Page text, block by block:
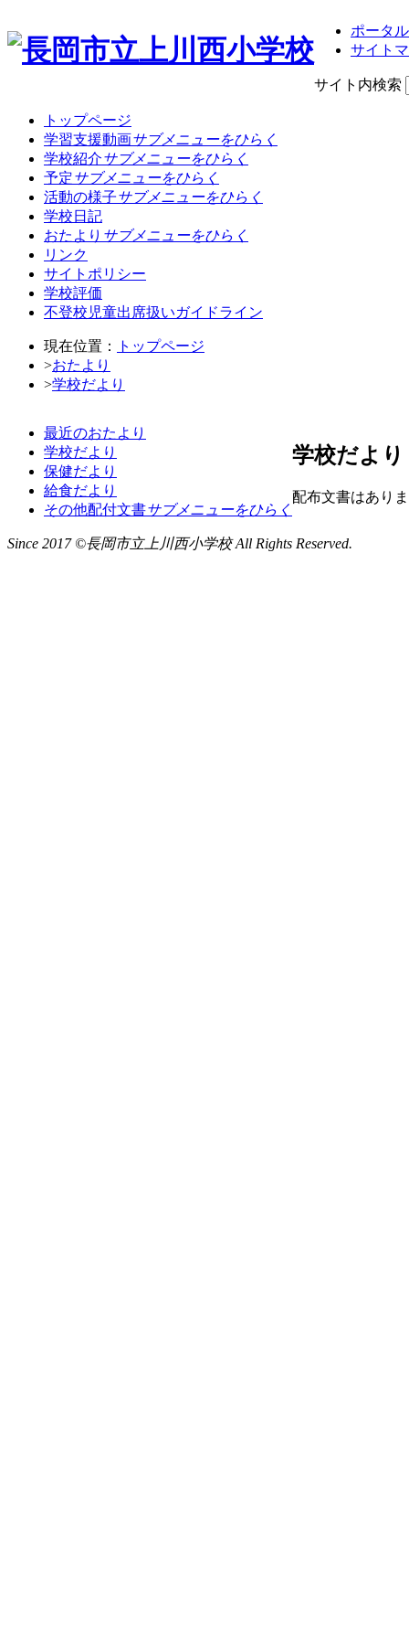
ポータ
サイト
サイト内検索
トップページ
学習支援動画サブメニューをひらく
学校紹介サブメニューをひらく
予定サブメニューをひらく
活動の様子サブメニューをひらく
学校日記
おたより サブメニューをひらく
リンク
サイトポリシー
学校評価
不登校児童出席扱いガイドライン
現在位置：
トップページ
>おたより
>学校だより
最近のおたより
学校だより
保健だより
給食だより
その他配付文書サブメニューをひらく
学校だより
配布文書はあり
Since 2017 ©長岡市立上川西小学校 All Rights Reserved.